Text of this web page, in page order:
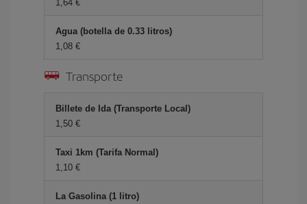
1,64 €
Agua (botella de 0.33 litros)
1,08 €
Transporte
Billete de Ida (Transporte Local)
1,50 €
Taxi 1km (Tarifa Normal)
1,10 €
La Gasolina (1 litro)